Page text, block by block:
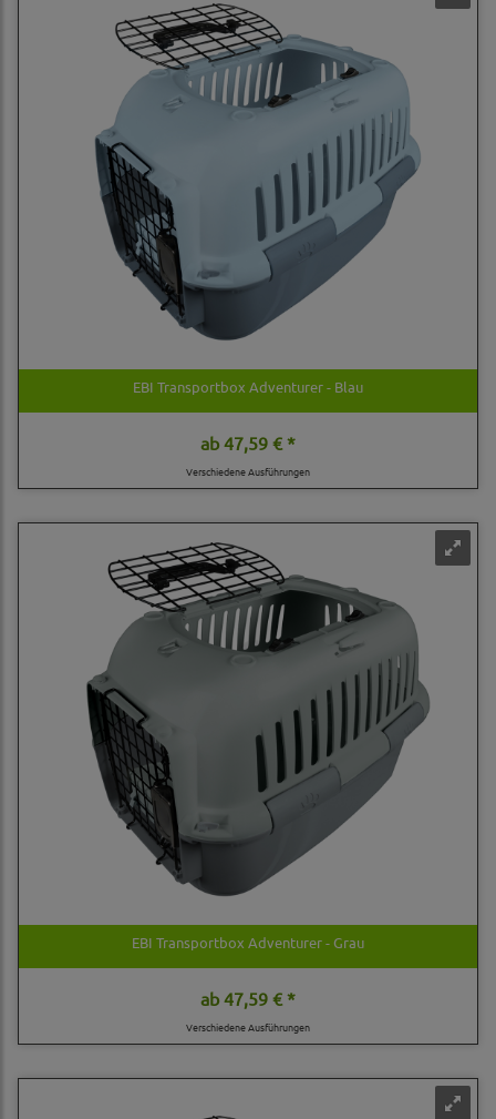
EBI Transportbox Adventurer - Blau
ab47,59 € *
Verschiedene Ausführungen
EBI Transportbox Adventurer - Grau
ab47,59 € *
Verschiedene Ausführungen